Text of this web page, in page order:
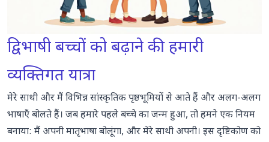
द्विभाषी बच्चों को बढ़ाने की हमारी
व्यक्तिगत यात्रा
मेरे साथी और मैं विभिन्न सांस्कृतिक पृष्ठभूमियों से आते हैं और अलग-अलग
भाषाएँ बोलते हैं। जब हमारे पहले बच्चे का जन्म हुआ, तो हमने एक नियम
बनाया: मैं अपनी मातृभाषा बोलूंगा, और मेरे साथी अपनी। इस दृष्टिकोण को